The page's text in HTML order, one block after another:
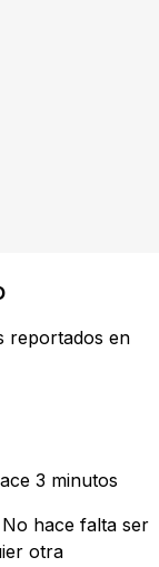
reportados en
3 minutos
hace falta ser
otra